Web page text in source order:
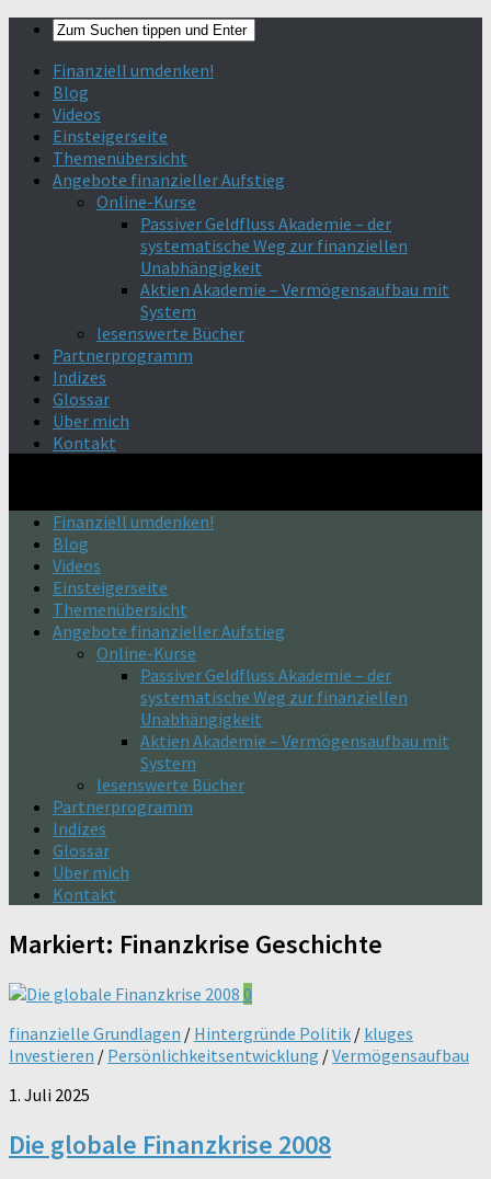
Finanziell umdenken!
Blog
Videos
Einsteigerseite
Themenübersicht
Angebote finanzieller Aufstieg
Online-Kurse
Passiver Geldfluss Akademie – der
systematische Weg zur finanziellen
Unabhängigkeit
Aktien Akademie – Vermögensaufbau mit
System
lesenswerte Bücher
Partnerprogramm
Indizes
Glossar
Über mich
Kontakt
Finanziell umdenken!
Blog
Videos
Einsteigerseite
Themenübersicht
Angebote finanzieller Aufstieg
Online-Kurse
Passiver Geldfluss Akademie – der
systematische Weg zur finanziellen
Unabhängigkeit
Aktien Akademie – Vermögensaufbau mit
System
lesenswerte Bücher
Partnerprogramm
Indizes
Glossar
Über mich
Kontakt
Markiert: Finanzkrise Geschichte
0
finanzielle Grundlagen / Hintergründe Politik / kluges
Investieren / Persönlichkeitsentwicklung /Vermögensaufbau
1. Juli 2025
Die globale Finanzkrise 2008